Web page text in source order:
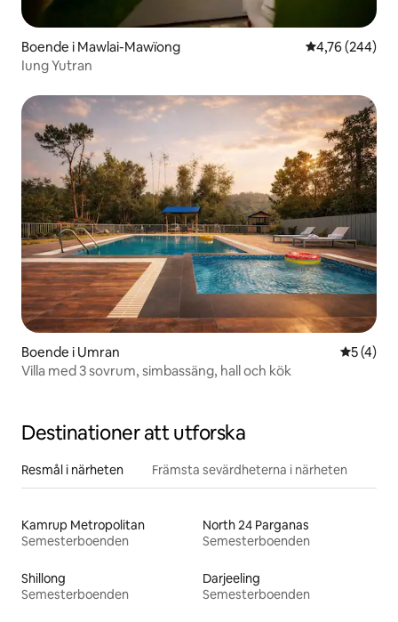
Boende i Mawlai-Mawïong 4,76 av 5 i
4,76 (244)
Iung Yutran
Boende i Umran 5 av 5 i
5 (4)
Villa med 3 sovrum, simbassäng, hall och kök
Destinationer att utforska
Resmål i närheten Främsta sevärdheterna i närheten
Kamrup Metropolitan
Semesterboenden
North 24 Parganas
Semesterboenden
Shillong
Semesterboenden
Darjeeling
Semesterboenden